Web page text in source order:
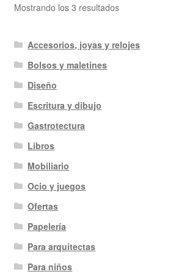
Mostrando los 3 resultados
Accesorios, joyas y relojes
Bolsos y maletines
Diseño
Escritura y dibujo
Gastrotectura
Libros
Mobiliario
Ocio y juegos
Ofertas
Papelería
Para arquitectas
Para niños